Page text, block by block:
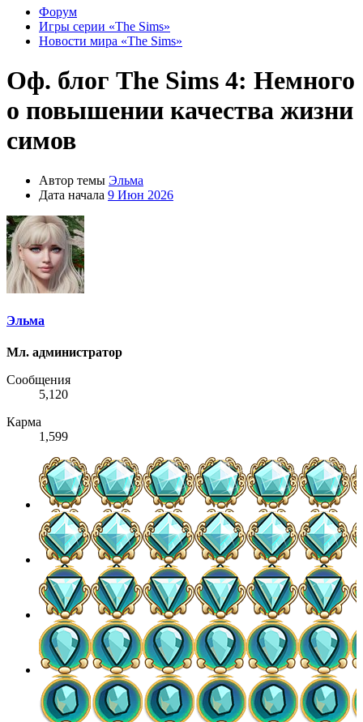
Форум
Игры серии «The Sims»
Новости мира «The Sims»
Оф. блог The Sims 4: Немного
о повышении качества жизни
симов
Автор темы Эльма
Дата начала 9 Июн 2026
Эльма
Мл. администратор
Сообщения
5,120
Карма
1,599